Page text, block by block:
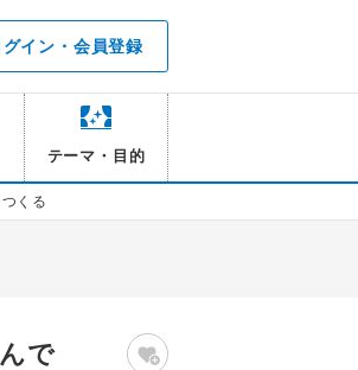
グイン・会員登録
テーマ・目的
くる
で